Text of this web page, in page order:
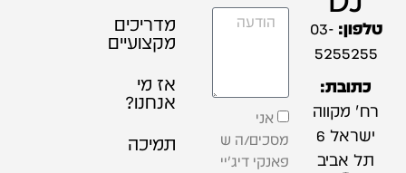
טלפון: 03-
5255255
כתובת:
רח' מקווה
ישראל 6
תל אביב
אני
מסכים/ה ש
פאנקי דיג'יי
מדריכים
מקצועיים
אז מי
אנחנו?
תמיכה